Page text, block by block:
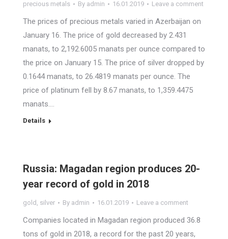
precious metals By admin 16.01.2019 Leave a comment
The prices of precious metals varied in Azerbaijan on
January 16. The price of gold decreased by 2.431
manats, to 2,192.6005 manats per ounce compared to
the price on January 15. The price of silver dropped by
0.1644 manats, to 26.4819 manats per ounce. The
price of platinum fell by 8.67 manats, to 1,359.4475
manats.…
Details
Russia: Magadan region produces 20-
year record of gold in 2018
gold , silver By admin 16.01.2019 Leave a comment
Companies located in Magadan region produced 36.8
tons of gold in 2018, a record for the past 20 years,